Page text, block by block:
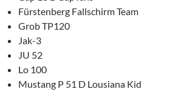
Fürstenberg Fallschirm Team
Grob TP120
Jak-3
JU 52
Lo 100
Mustang P 51 D Lousiana Kid